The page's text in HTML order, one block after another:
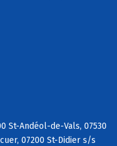
St-Andéol-de-Vals, 07530
07200 St-Didier s/s